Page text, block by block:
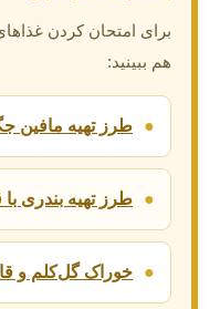
برای امتحان کردن
هم ببینید:
● طرز تهیه مافین
● طرز تهیه بندری با
● خوراک گل‌کلم و